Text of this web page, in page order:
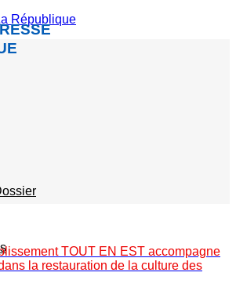
République
TOUT EN EST accompagne
la restauration de la culture des